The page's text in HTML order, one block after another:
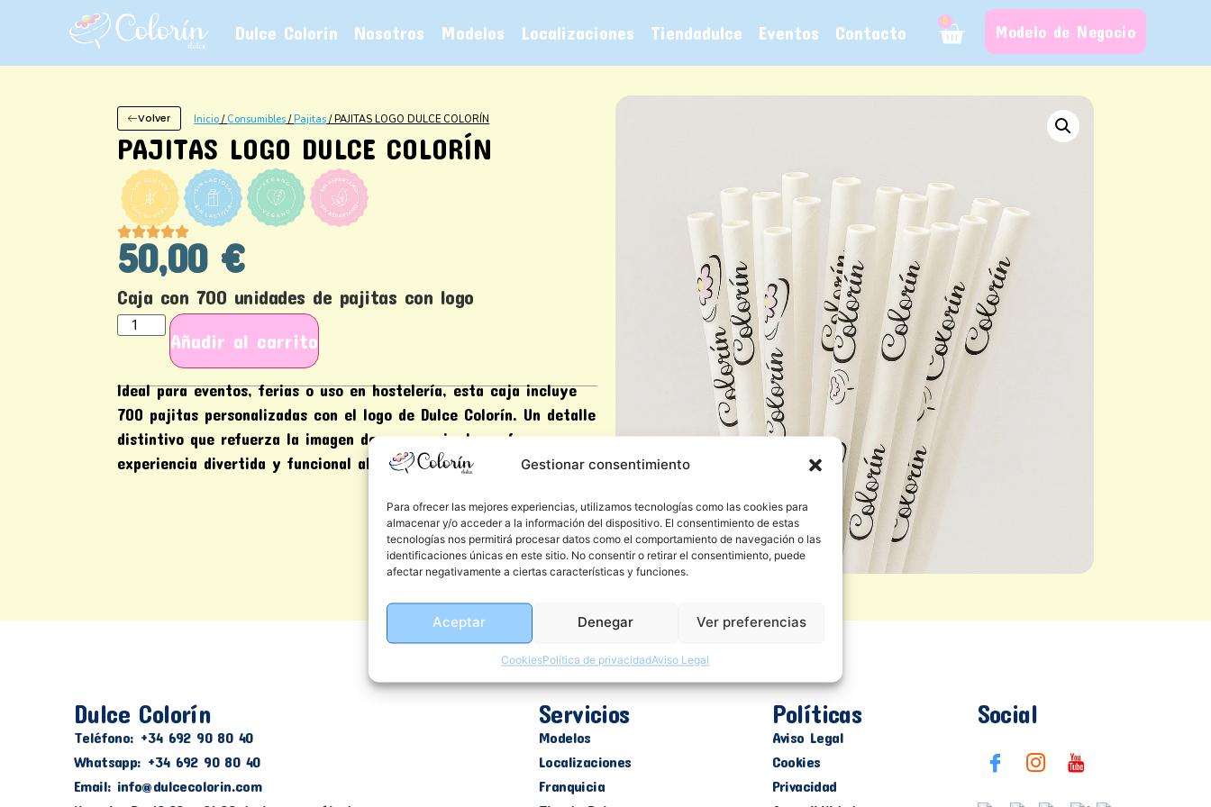
Gestionar consentimiento
Para ofrecer las mejores experiencias, utilizamos tecnologías como las cookies para
almacenar y/o acceder a la información del dispositivo. El consentimiento de estas
tecnologías nos permitirá procesar datos como el comportamiento de navegación o las
identificaciones únicas en este sitio. No consentir o retirar el consentimiento, puede
afectar negativamente a ciertas características y funciones.
Aceptar Denegar Ver preferencias
CookiesPolítica de privacidadAviso Legal
Dulce Colorin Nosotros Modelos Localizaciones Tiendadulce Eventos Contacto
0
Modelo de Negocio
Volver Inicio / Consumibles / Pajitas / PAJITAS LOGO DULCE COLORÍN
PAJITAS LOGO DULCE COLORÍN
50,00 €
Caja con 700 unidades de pajitas con logo
Añadir al carrito
Ideal para eventos, ferias o uso en hostelería, esta caja incluye
700 pajitas personalizadas con el logo de Dulce Colorín. Un detalle
distintivo que refuerza la imagen de marca mientras ofrece una
experiencia divertida y funcional al consumir bebidas.
Dulce Colorín
Teléfono: +34 692 90 80 40
Whatsapp: +34 692 90 80 40
Email: info@dulcecolorin.com
Servicios
Modelos
Localizaciones
Franquicia
Políticas
Aviso Legal
Cookies
Privacidad
Social